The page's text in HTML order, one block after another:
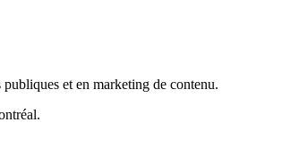
et en marketing de contenu.